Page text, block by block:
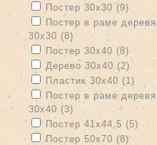
Apply Постер 30х30 filter
Постер 30х30 (9)
Apply Постер в раме
Постер в раме
30х30 (8) Apply Постер в
Apply Постер 30х40 filter
Постер 30х40 (8)
Apply Дерево 30х40 filter
Дерево 30х40 (2)
Apply Пластик 30х40 filter
Пластик 30х40 (1)
Apply Постер в раме
Постер в раме
30х40 (3) Apply Постер в
Apply Постер 41х44,5 filter
Постер 41х44,5 (5)
Apply Постер 50х70 filter
Постер 50х70 (8)